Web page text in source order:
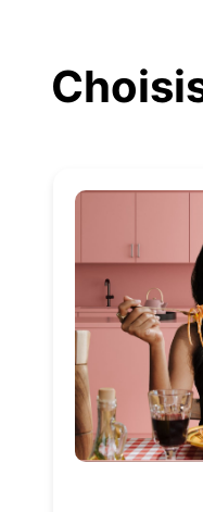
contenu